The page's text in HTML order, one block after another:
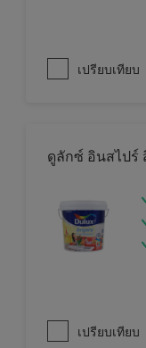
เปรียบเทียบ
ดูลักซ์ อินสไปร์
เปรียบเทียบ